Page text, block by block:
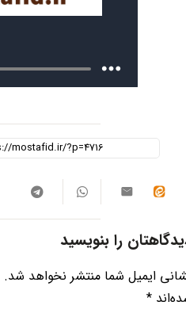
را بنویسید
ایمیل شما منتشر نخواهد شد.
*